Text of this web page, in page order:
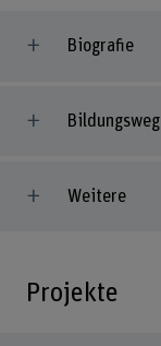
Biografie
Bildungsweg
Weitere
Projekte